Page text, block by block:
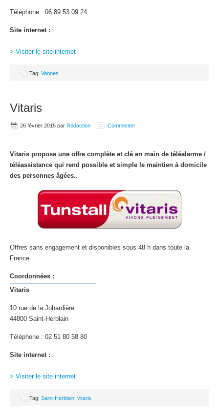
Téléphone : 06 89 53 09 24
Site internet :
> Visiter le site internet
Tag: Vannes
Vitaris
26 février 2015 par Rédaction Commenter
Vitaris propose une offre complète et clé en main de téléalarme /
téléassistance qui rend possible et simple le maintien à domicile
des personnes âgées.
Offres sans engagement et disponibles sous 48 h dans toute la
France.
Coordonnées :
Vitaris
10 rue de la Johardière
44800 Saint-Herblain
Téléphone : 02 51 80 58 80
Site internet :
> Visiter le site internet
Tag: Saint-Herblain vitaris